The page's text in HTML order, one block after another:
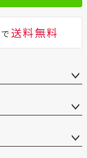
送料無料